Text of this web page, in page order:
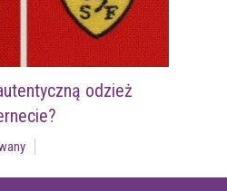
odzież